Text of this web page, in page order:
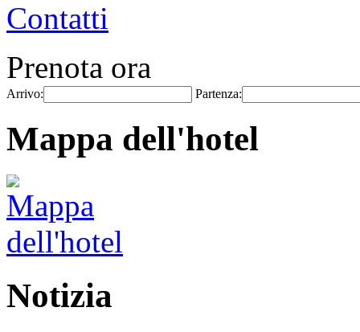
Contatti
Prenota ora
Arrivo: Partenza:
Mappa dell'hotel
Notizia